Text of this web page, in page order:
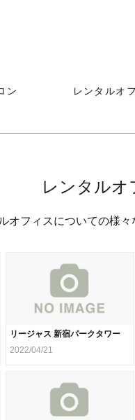
ン レンタルオ
レンタルオ
オフィスについての様
リージャス 新宿パークタワー
2022/04/21